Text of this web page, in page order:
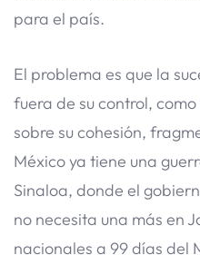
para el país.
El problema es que la
fuera de su control,
sobre su cohesión,
México ya tiene una
Sinaloa, donde el
no necesita una más en
nacionales a 99 días del